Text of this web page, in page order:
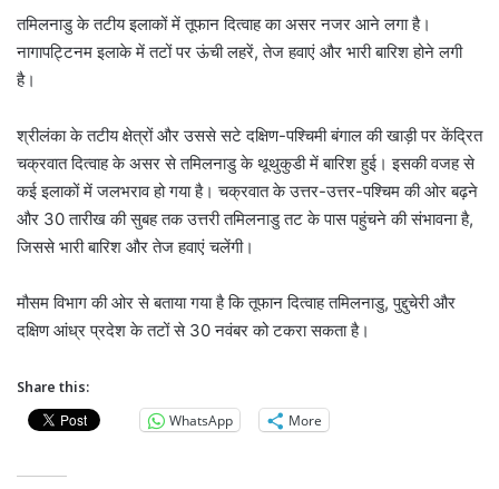
तमिलनाडु के तटीय इलाकों में तूफान दित्वाह का असर नजर आने लगा है।
नागापट्टिनम इलाके में तटों पर ऊंची लहरें, तेज हवाएं और भारी बारिश होने लगी
है।
श्रीलंका के तटीय क्षेत्रों और उससे सटे दक्षिण-पश्चिमी बंगाल की खाड़ी पर केंद्रित
चक्रवात दित्वाह के असर से तमिलनाडु के थूथुकुडी में बारिश हुई। इसकी वजह से
कई इलाकों में जलभराव हो गया है। चक्रवात के उत्तर-उत्तर-पश्चिम की ओर बढ़ने
और 30 तारीख की सुबह तक उत्तरी तमिलनाडु तट के पास पहुंचने की संभावना है,
जिससे भारी बारिश और तेज हवाएं चलेंगी।
मौसम विभाग की ओर से बताया गया है कि तूफान दित्वाह तमिलनाडु, पुद्दुचेरी और
दक्षिण आंध्र प्रदेश के तटों से 30 नवंबर को टकरा सकता है।
Share this:
WhatsApp
More